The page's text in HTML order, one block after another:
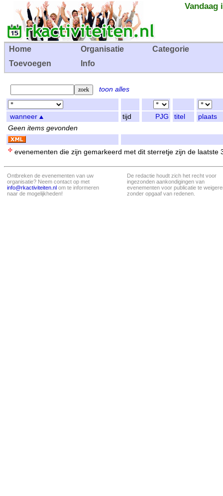
Vandaag
Home Organisatie
Categorie
Toevoegen
Info
toon alles
wanneer tijd PJG titel
plaats
Geen items gevonden
evenementen die zijn gemarkeerd met dit sterretje zijn de laatste
Ontbreken de evenementen van uw
organisatie? Neem contact op met
info@rkactiviteiten.nl om te informeren
naar de mogelijkheden!
De redactie houdt zich het recht voor
ingezonden aankondigingen van
evenementen voor publicatie te
zonder opgaaf van redenen.